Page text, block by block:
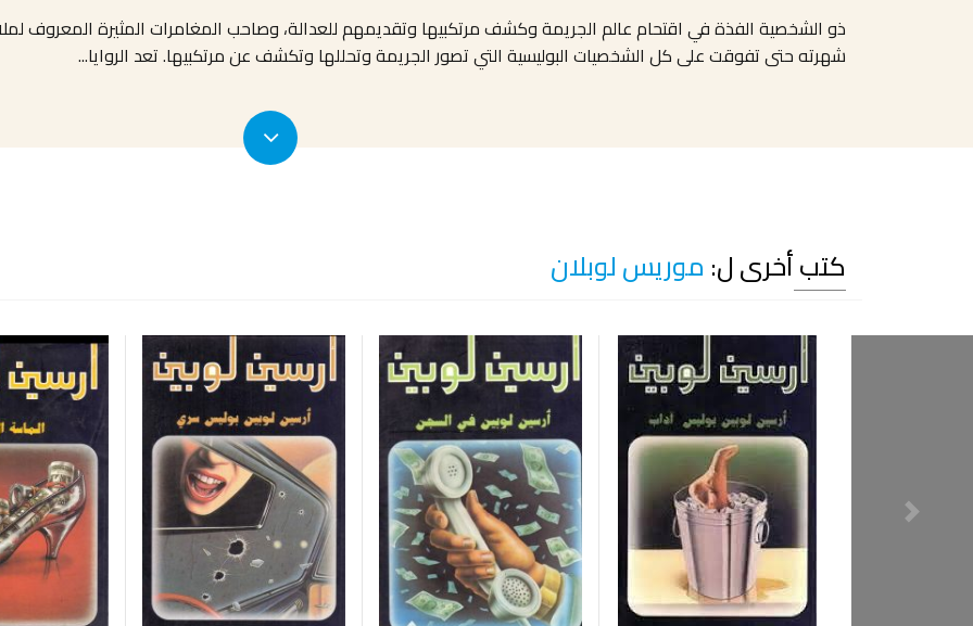
ذو الشخصية الفذة في اقتحام عالم الجريمة وكشف مرتكبيها وتقديمهم للعدالة، وصاحب المغامرات المثيرة المعروف
شهرته حتى تفوقت على كل الشخصيات البوليسية التي تصور الجريمة وتحللها وتكشف عن مرتكبيها. تعد الروايا...
كتب أخرى ل: موريس لوبلان